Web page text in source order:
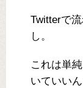
Twitterで
し。
これは単
いていい